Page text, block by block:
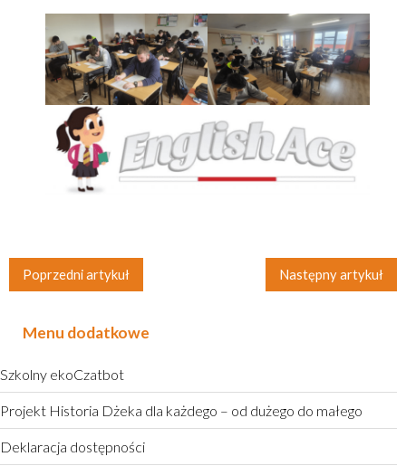
Menu dodatkowe
Szkolny ekoCzatbot
Projekt Historia Dżeka dla każdego – od dużego do małego
Deklaracja dostępności
Poprzedni artykuł Następny artykuł